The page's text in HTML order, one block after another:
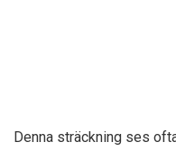
Denna sträckning ses